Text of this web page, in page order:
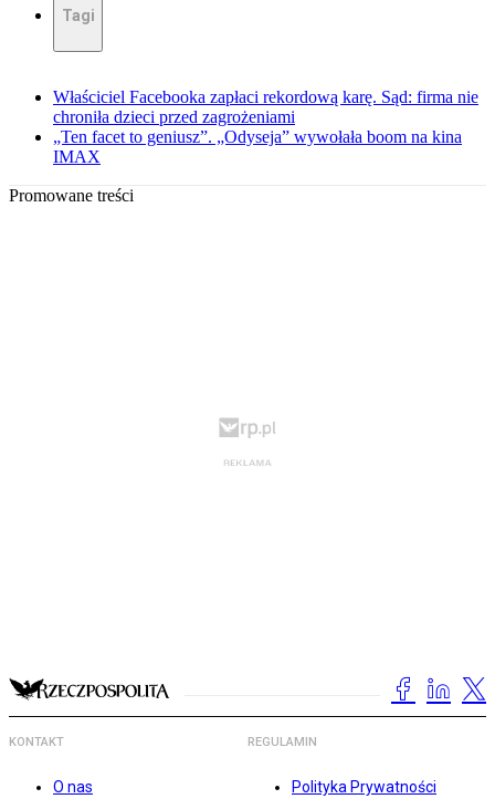
Tagi
Właściciel Facebooka zapłaci rekordową karę. Sąd: firma nie
chroniła dzieci przed zagrożeniami
„Ten facet to geniusz”. „Odyseja” wywołała boom na kina
IMAX
Promowane treści
KONTAKT
O nas
REGULAMIN
Polityka Prywatności